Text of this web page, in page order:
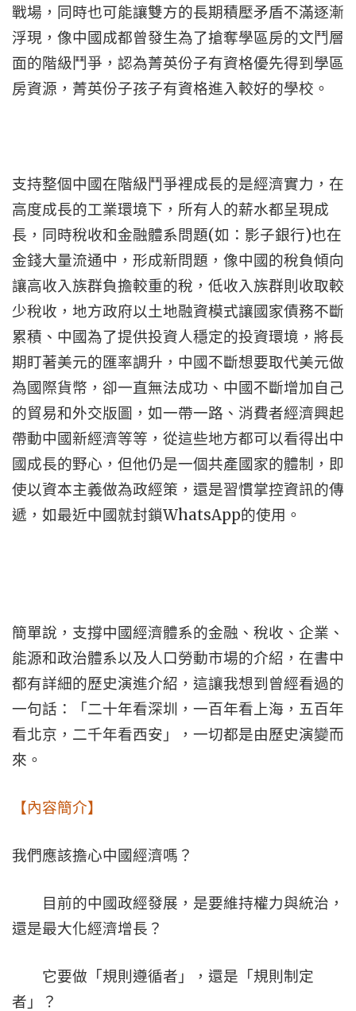
戰場，同時也可能讓雙方的長期積壓矛盾不滿逐漸
浮現，像中國成都曾發生為了搶奪學區房的文鬥層
面的階級鬥爭，認為菁英份子有資格優先得到學區
房資源，菁英份子孩子有資格進入較好的學校。
支持整個中國在階級鬥爭裡成長的是經濟實力，在
高度成長的工業環境下，所有人的薪水都呈現成
長，同時稅收和金融體系問題(如：影子銀行)也在
金錢大量流通中，形成新問題，像中國的稅負傾向
讓高收入族群負擔較重的稅，低收入族群則收取較
少稅收，地方政府以土地融資模式讓國家債務不斷
累積、中國為了提供投資人穩定的投資環境，將長
期盯著美元的匯率調升，中國不斷想要取代美元做
為國際貨幣，卻一直無法成功、中國不斷增加自己
的貿易和外交版圖，如一帶一路、消費者經濟興起
帶動中國新經濟等等，從這些地方都可以看得出中
國成長的野心，但他仍是一個共產國家的體制，即
使以資本主義做為政經策，還是習慣掌控資訊的傳
遞，如最近中國就封鎖WhatsApp的使用。
簡單說，支撐中國經濟體系的金融、稅收、企業、
能源和政治體系以及人口勞動市場的介紹，在書中
都有詳細的歷史演進介紹，這讓我想到曾經看過的
一句話：「二十年看深圳，一百年看上海，五百年
看北京，二千年看西安」，一切都是由歷史演變而
來。
【內容簡介】
我們應該擔心中國經濟嗎？
目前的中國政經發展，是要維持權力與統治，
還是最大化經濟增長？
它要做「規則遵循者」，還是「規則制定
者」？